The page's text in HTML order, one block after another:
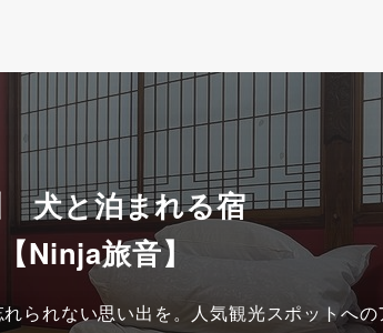
犬と泊まれる宿
【Ninja旅音】
られない思い出を。人気観光スポットへ